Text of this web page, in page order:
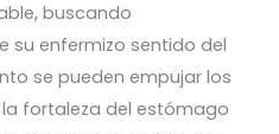
buscando
su enfermizo sentido del
se pueden empujar los
fortaleza del estómago